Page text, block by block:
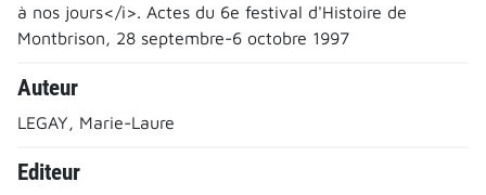
à nos jours</i>. Actes du 6e festival d'Histoire de
Montbrison, 28 septembre-6 octobre 1997
Auteur
LEGAY, Marie-Laure
Editeur